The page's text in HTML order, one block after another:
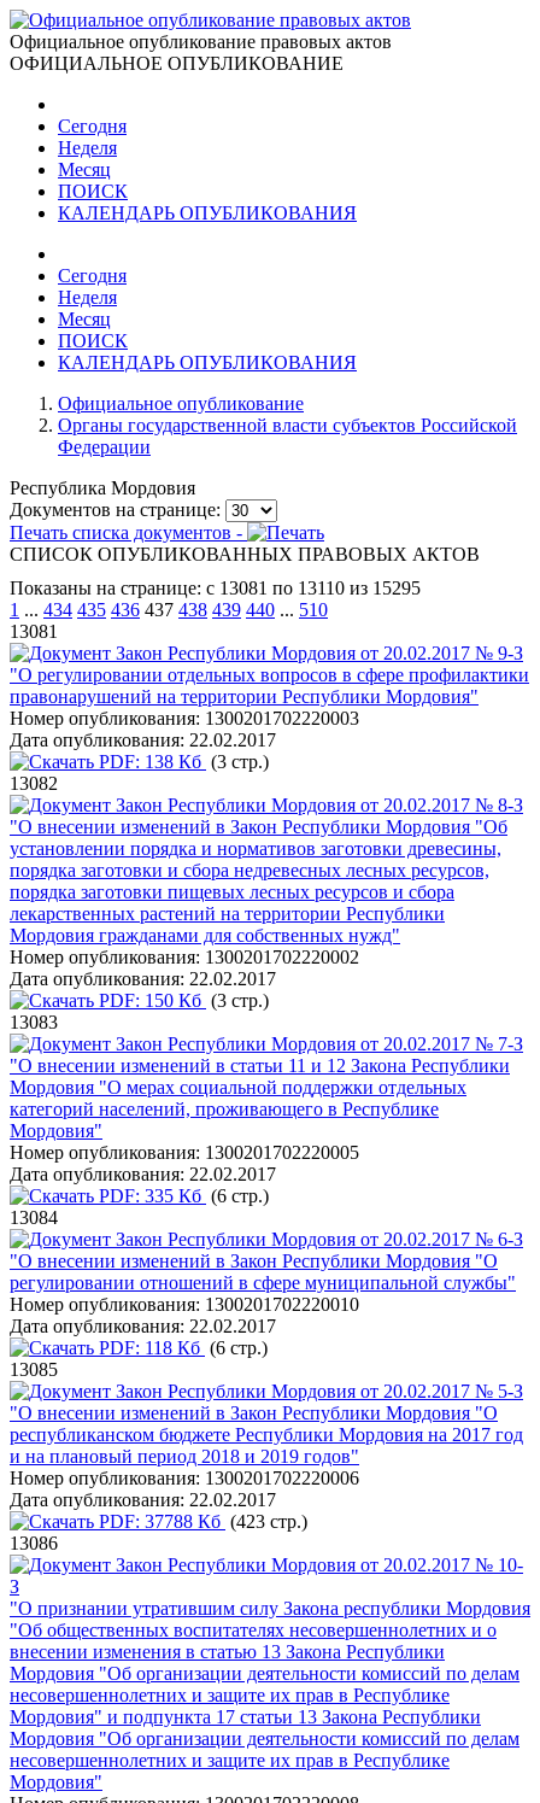
Официальное опубликование правовых актов
ОФИЦИАЛЬНОЕ ОПУБЛИКОВАНИЕ
Сегодня
Неделя
Месяц
ПОИСК
КАЛЕНДАРЬ ОПУБЛИКОВАНИЯ
Сегодня
Неделя
Месяц
ПОИСК
КАЛЕНДАРЬ ОПУБЛИКОВАНИЯ
Официальное опубликование
Органы государственной власти субъектов Российской
Федерации
Республика Мордовия
Документов на странице:
Печать списка документов -
СПИСОК ОПУБЛИКОВАННЫХ ПРАВОВЫХ АКТОВ
Показаны на странице: с 13081 по 13110 из 15295
1 ... 434 435 436 437 438 439 440 ... 510
13081
Закон Республики Мордовия от 20.02.2017 № 9-З
"О регулировании отдельных вопросов в сфере профилактики
правонарушений на территории Республики Мордовия"
Номер опубликования: 1300201702220003
Дата опубликования: 22.02.2017
PDF: 138 Кб (3 стр.)
13082
Закон Республики Мордовия от 20.02.2017 № 8-З
"О внесении изменений в Закон Республики Мордовия "Об
установлении порядка и нормативов заготовки древесины,
порядка заготовки и сбора недревесных лесных ресурсов,
порядка заготовки пищевых лесных ресурсов и сбора
лекарственных растений на территории Республики
Мордовия гражданами для собственных нужд"
Номер опубликования: 1300201702220002
Дата опубликования: 22.02.2017
PDF: 150 Кб (3 стр.)
13083
Закон Республики Мордовия от 20.02.2017 № 7-З
"О внесении изменений в статьи 11 и 12 Закона Республики
Мордовия "О мерах социальной поддержки отдельных
категорий населений, проживающего в Республике
Мордовия"
Номер опубликования: 1300201702220005
Дата опубликования: 22.02.2017
PDF: 335 Кб (6 стр.)
13084
Закон Республики Мордовия от 20.02.2017 № 6-З
"О внесении изменений в Закон Республики Мордовия "О
регулировании отношений в сфере муниципальной службы"
Номер опубликования: 1300201702220010
Дата опубликования: 22.02.2017
PDF: 118 Кб (6 стр.)
13085
Закон Республики Мордовия от 20.02.2017 № 5-З
"О внесении изменений в Закон Республики Мордовия "О
республиканском бюджете Республики Мордовия на 2017 год
и на плановый период 2018 и 2019 годов"
Номер опубликования: 1300201702220006
Дата опубликования: 22.02.2017
PDF: 37788 Кб (423 стр.)
13086
Закон Республики Мордовия от 20.02.2017 № 10-
З
"О признании утратившим силу Закона республики Мордовия
"Об общественных воспитателях несовершеннолетних и о
внесении изменения в статью 13 Закона Республики
Мордовия "Об организации деятельности комиссий по делам
несовершеннолетних и защите их прав в Республике
Мордовия" и подпункта 17 статьи 13 Закона Республики
Мордовия "Об организации деятельности комиссий по делам
несовершеннолетних и защите их прав в Республике
Мордовия"